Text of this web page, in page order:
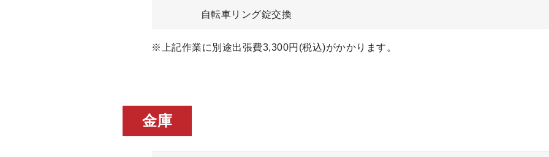
自転車リング錠交換
※上記作業に別途出張費3,300円(税込)がかかります。
金庫